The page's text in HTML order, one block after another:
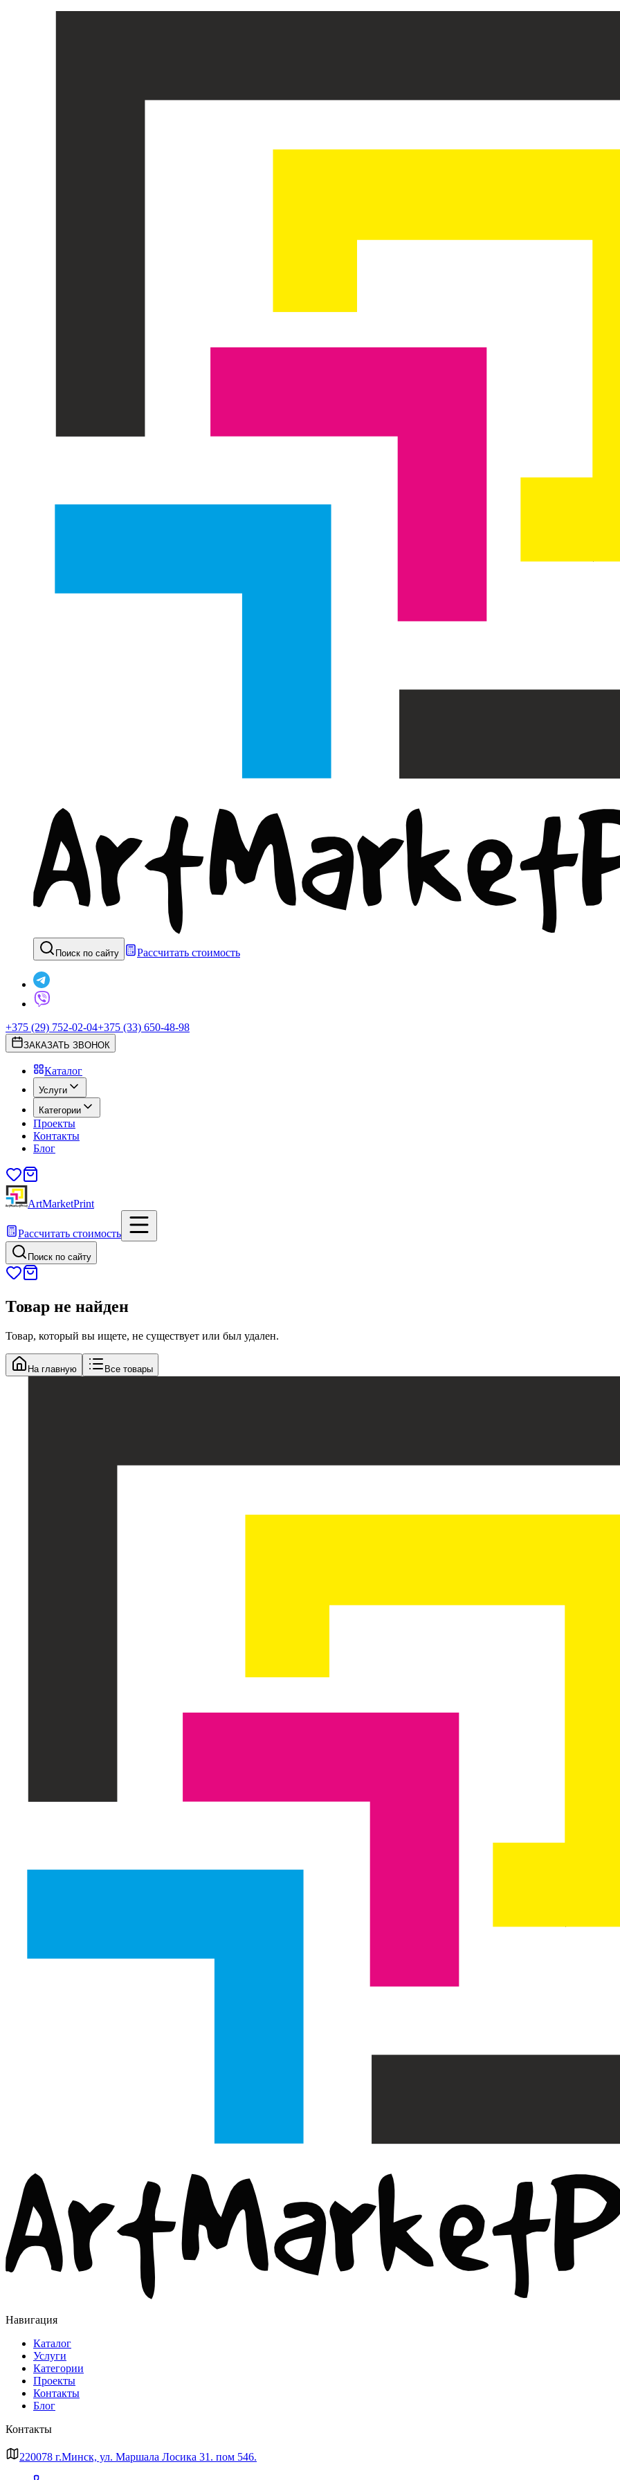
Поиск по сайту Рассчитать стоимость
+375 (29) 752-02-04+375 (33) 650-48-98
ЗАКАЗАТЬ ЗВОНОК
Каталог
Услуги
Категории
Проекты
Контакты
Блог
ArtMarketPrint
Рассчитать стоимость
Поиск по сайту
Товар не найден
Товар, который вы ищете, не существует или был удален.
На главную Все товары
Навигация
Каталог
Услуги
Категории
Проекты
Контакты
Блог
Контакты
220078 г.Минск, ул. Маршала Лосика 31. пом 546.